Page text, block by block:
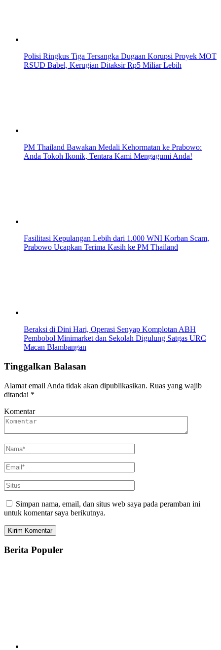
Polisi Ringkus Tiga Tersangka Dugaan Korupsi Proyek MOT
RSUD Babel, Kerugian Ditaksir Rp5 Miliar Lebih
PM Thailand Bawakan Medali Kehormatan ke Prabowo:
Anda Tokoh Ikonik, Tentara Kami Mengagumi Anda!
Fasilitasi Kepulangan Lebih dari 1.000 WNI Korban Scam,
Prabowo Ucapkan Terima Kasih ke PM Thailand
Beraksi di Dini Hari, Operasi Senyap Komplotan ABH
Pembobol Minimarket dan Sekolah Digulung Satgas URC
Macan Blambangan
Tinggalkan Balasan
Alamat email Anda tidak akan dipublikasikan. Ruas yang wajib
ditandai *
Komentar
Simpan nama, email, dan situs web saya pada peramban ini
untuk komentar saya berikutnya.
Berita Populer